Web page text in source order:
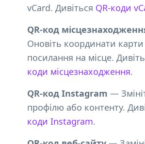
vCard. Дивіться QR-коди
QR-код
Оновіть координати
посилання на місце.
коди місцезнаходження.
QR-код Instagram —
профілю або контенту.
коди Instagram.